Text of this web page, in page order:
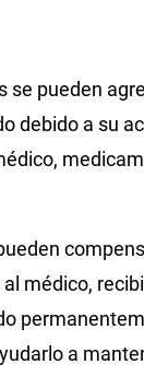
se pueden
debido a su
al médico,
a